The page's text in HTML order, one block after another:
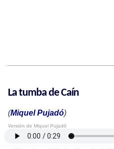
La tumba de Caín
(Miquel Pujadó)
Versión de Miquel Pujadó